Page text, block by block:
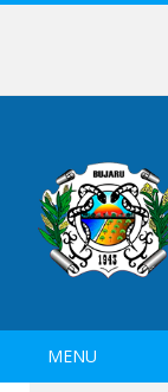
MENU